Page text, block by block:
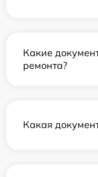
Какие
ремонта?
Какая